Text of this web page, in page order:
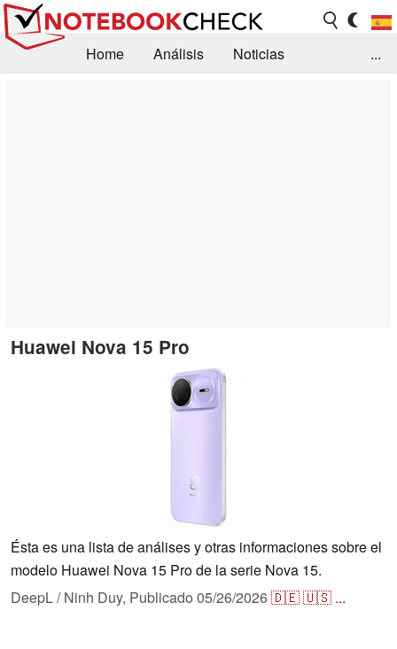
Home Análisis
Noticias
...
Huawei Nova 15 Pro
Ésta es una lista de análises y otras informaciones sobre el
modelo Huawei Nova 15 Pro de la serie Nova 15.
DeepL / Ninh Duy, Publicado 05/26/2026🇩🇪🇺🇸 ...